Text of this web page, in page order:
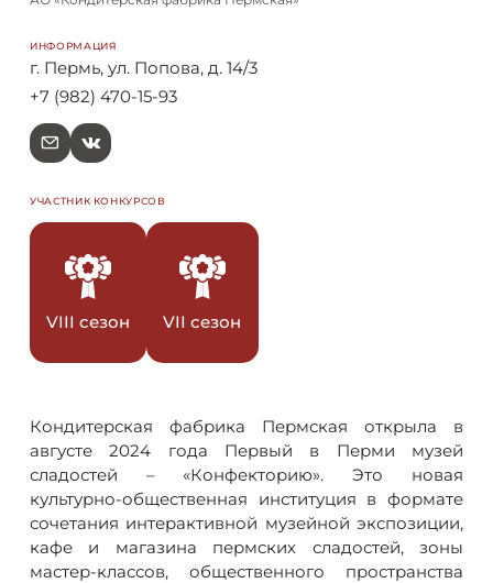
Кондитерская фабрика Пермская открыла в
августе 2024 года Первый в Перми музей
сладостей – «Конфекторию». Это новая
культурно-общественная институция в формате
сочетания интерактивной музейной экспозиции,
кафе и магазина пермских сладостей, зоны
мастер-классов, общественного пространства
ИНФОРМАЦИЯ
г. Пермь, ул. Попова, д. 14/3
+7 (982) 470-15-93
e V
УЧАСТНИК КОНКУРСОВ
VIII сезон VII сезон